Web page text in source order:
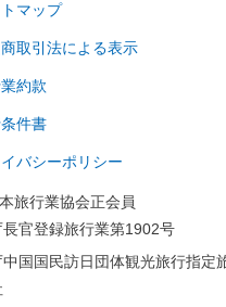
マップ
取引法による表示
約款
件書
バシーポリシー
旅行業協会正会員
官登録旅行業第1902号
国国民訪日団体観光旅行指定